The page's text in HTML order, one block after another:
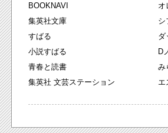
BOOKNAVI
集英社文庫
すばる
小説すばる
青春と読書
集英社 文芸ステーション
オ
シ
ダ
D
み
エ